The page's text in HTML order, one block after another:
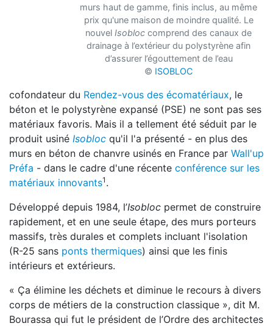
murs haut de gamme, finis inclus, au même
prix qu'une maison de moindre qualité. Le
nouvel Isobloc comprend des canaux de
drainage à l’extérieur du polystyrène afin
d’assurer l’égouttement de l’eau
© ISOBLOC
cofondateur du Rendez-vous des écomatériaux, le
béton et le polystyrène expansé (PSE) ne sont pas ses
matériaux favoris. Mais il a tellement été séduit par le
produit usiné Isobloc qu'il l'a présenté - en plus des
murs en béton de chanvre usinés en France par Wall'up
Préfa - dans le cadre d'une récente conférence sur les
matériaux innovants1 .
Développé depuis 1984, l’Isobloc permet de construire
rapidement, et en une seule étape, des murs porteurs
massifs, très durales et complets incluant l'isolation
(R-25 sans ponts thermiques) ainsi que les finis
intérieurs et extérieurs.
« Ça élimine les déchets et diminue le recours à divers
corps de métiers de la construction classique », dit M.
Bourassa qui fut le président de l’Ordre des architectes